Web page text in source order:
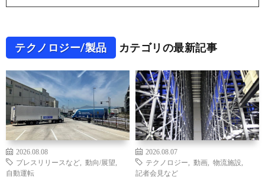
テクノロジー/製品 カテゴリの最新記事
2026.08.08
プレスリリースなど
動向/展望
自動運転
2026.08.07
テクノロジー
動画 物流施設
記者会見など